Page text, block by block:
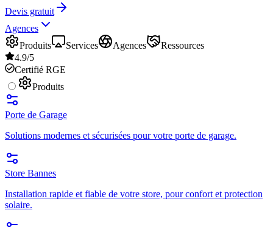
Devis gratuit
Agences
Produits
Services Agences
Ressources
4.9/5
Certifié RGE
Produits
Porte de Garage
Solutions modernes et sécurisées pour votre porte de garage.
Store Bannes
Installation rapide et fiable de votre store, pour confort et protection
solaire.